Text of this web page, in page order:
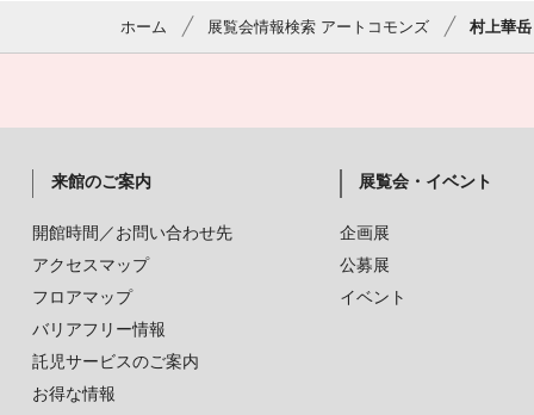
ホーム 展覧会情報検索 アートコモンズ 村上華
来館のご案内
開館時間／お問い合わせ先
アクセスマップ
フロアマップ
バリアフリー情報
託児サービスのご案内
お得な情報
展覧会・イベント
企画展
公募展
イベント